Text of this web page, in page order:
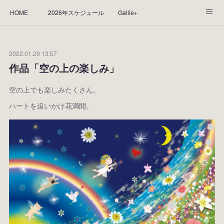
HOME 2026年スケジュール Gallie+
CGArt作品って？
“Kasane Style Art”って？ Yorie's Tapestry
ショップ 作品のレンタルについて
2024年 の足跡 2023*足跡 2022年の足あと
2021あしあと 2020年あしあと 2019年足あと
2018年あしあと
2022.01.29 13:57
作品「空の上の楽しみ」
空の上でも楽しみたくさん。
ハートを追いかけ花満開。